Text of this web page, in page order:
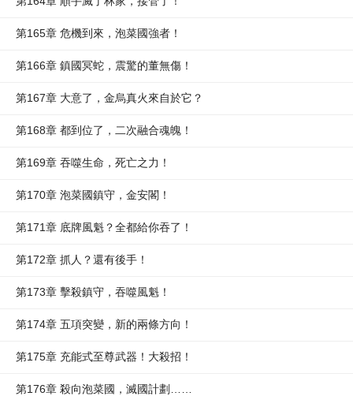
第165章 危機到來，泡菜國強者！
第166章 鎮國冥蛇，震驚的董無傷！
第167章 大意了，金烏真火來自於它？
第168章 都到位了，二次融合魂魄！
第169章 吞噬生命，死亡之力！
第170章 泡菜國鎮守，金安閣！
第171章 底牌風魁？全都給你吞了！
第172章 抓人？還有後手！
第173章 擊殺鎮守，吞噬風魁！
第174章 五項突變，新的兩條方向！
第175章 充能式至尊武器！大殺招！
第176章 殺向泡菜國，滅國計劃……